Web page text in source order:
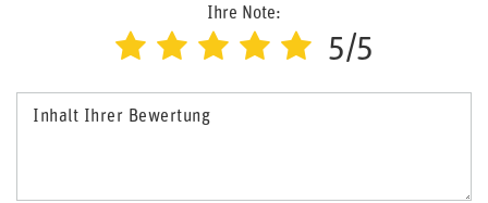
Ihre Note:
5/5
Inhalt Ihrer Bewertung